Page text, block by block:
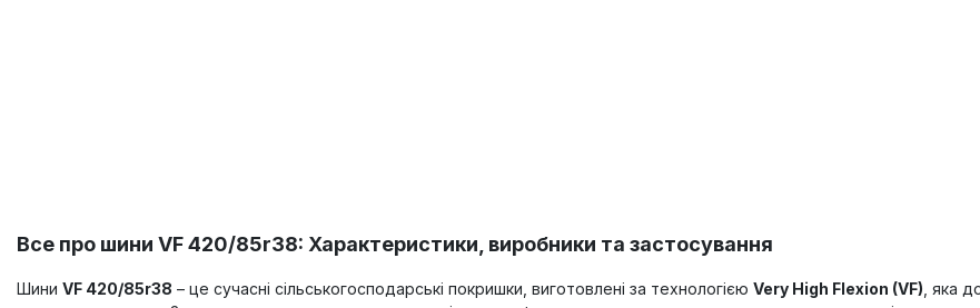
Все про шини VF 420/85r38: Характеристики, виробники та застосування
Шини VF 420/85r38 – це сучасні сільськогосподарські покришки, виготовлені за технологією Very High Flexion (VF) , яка